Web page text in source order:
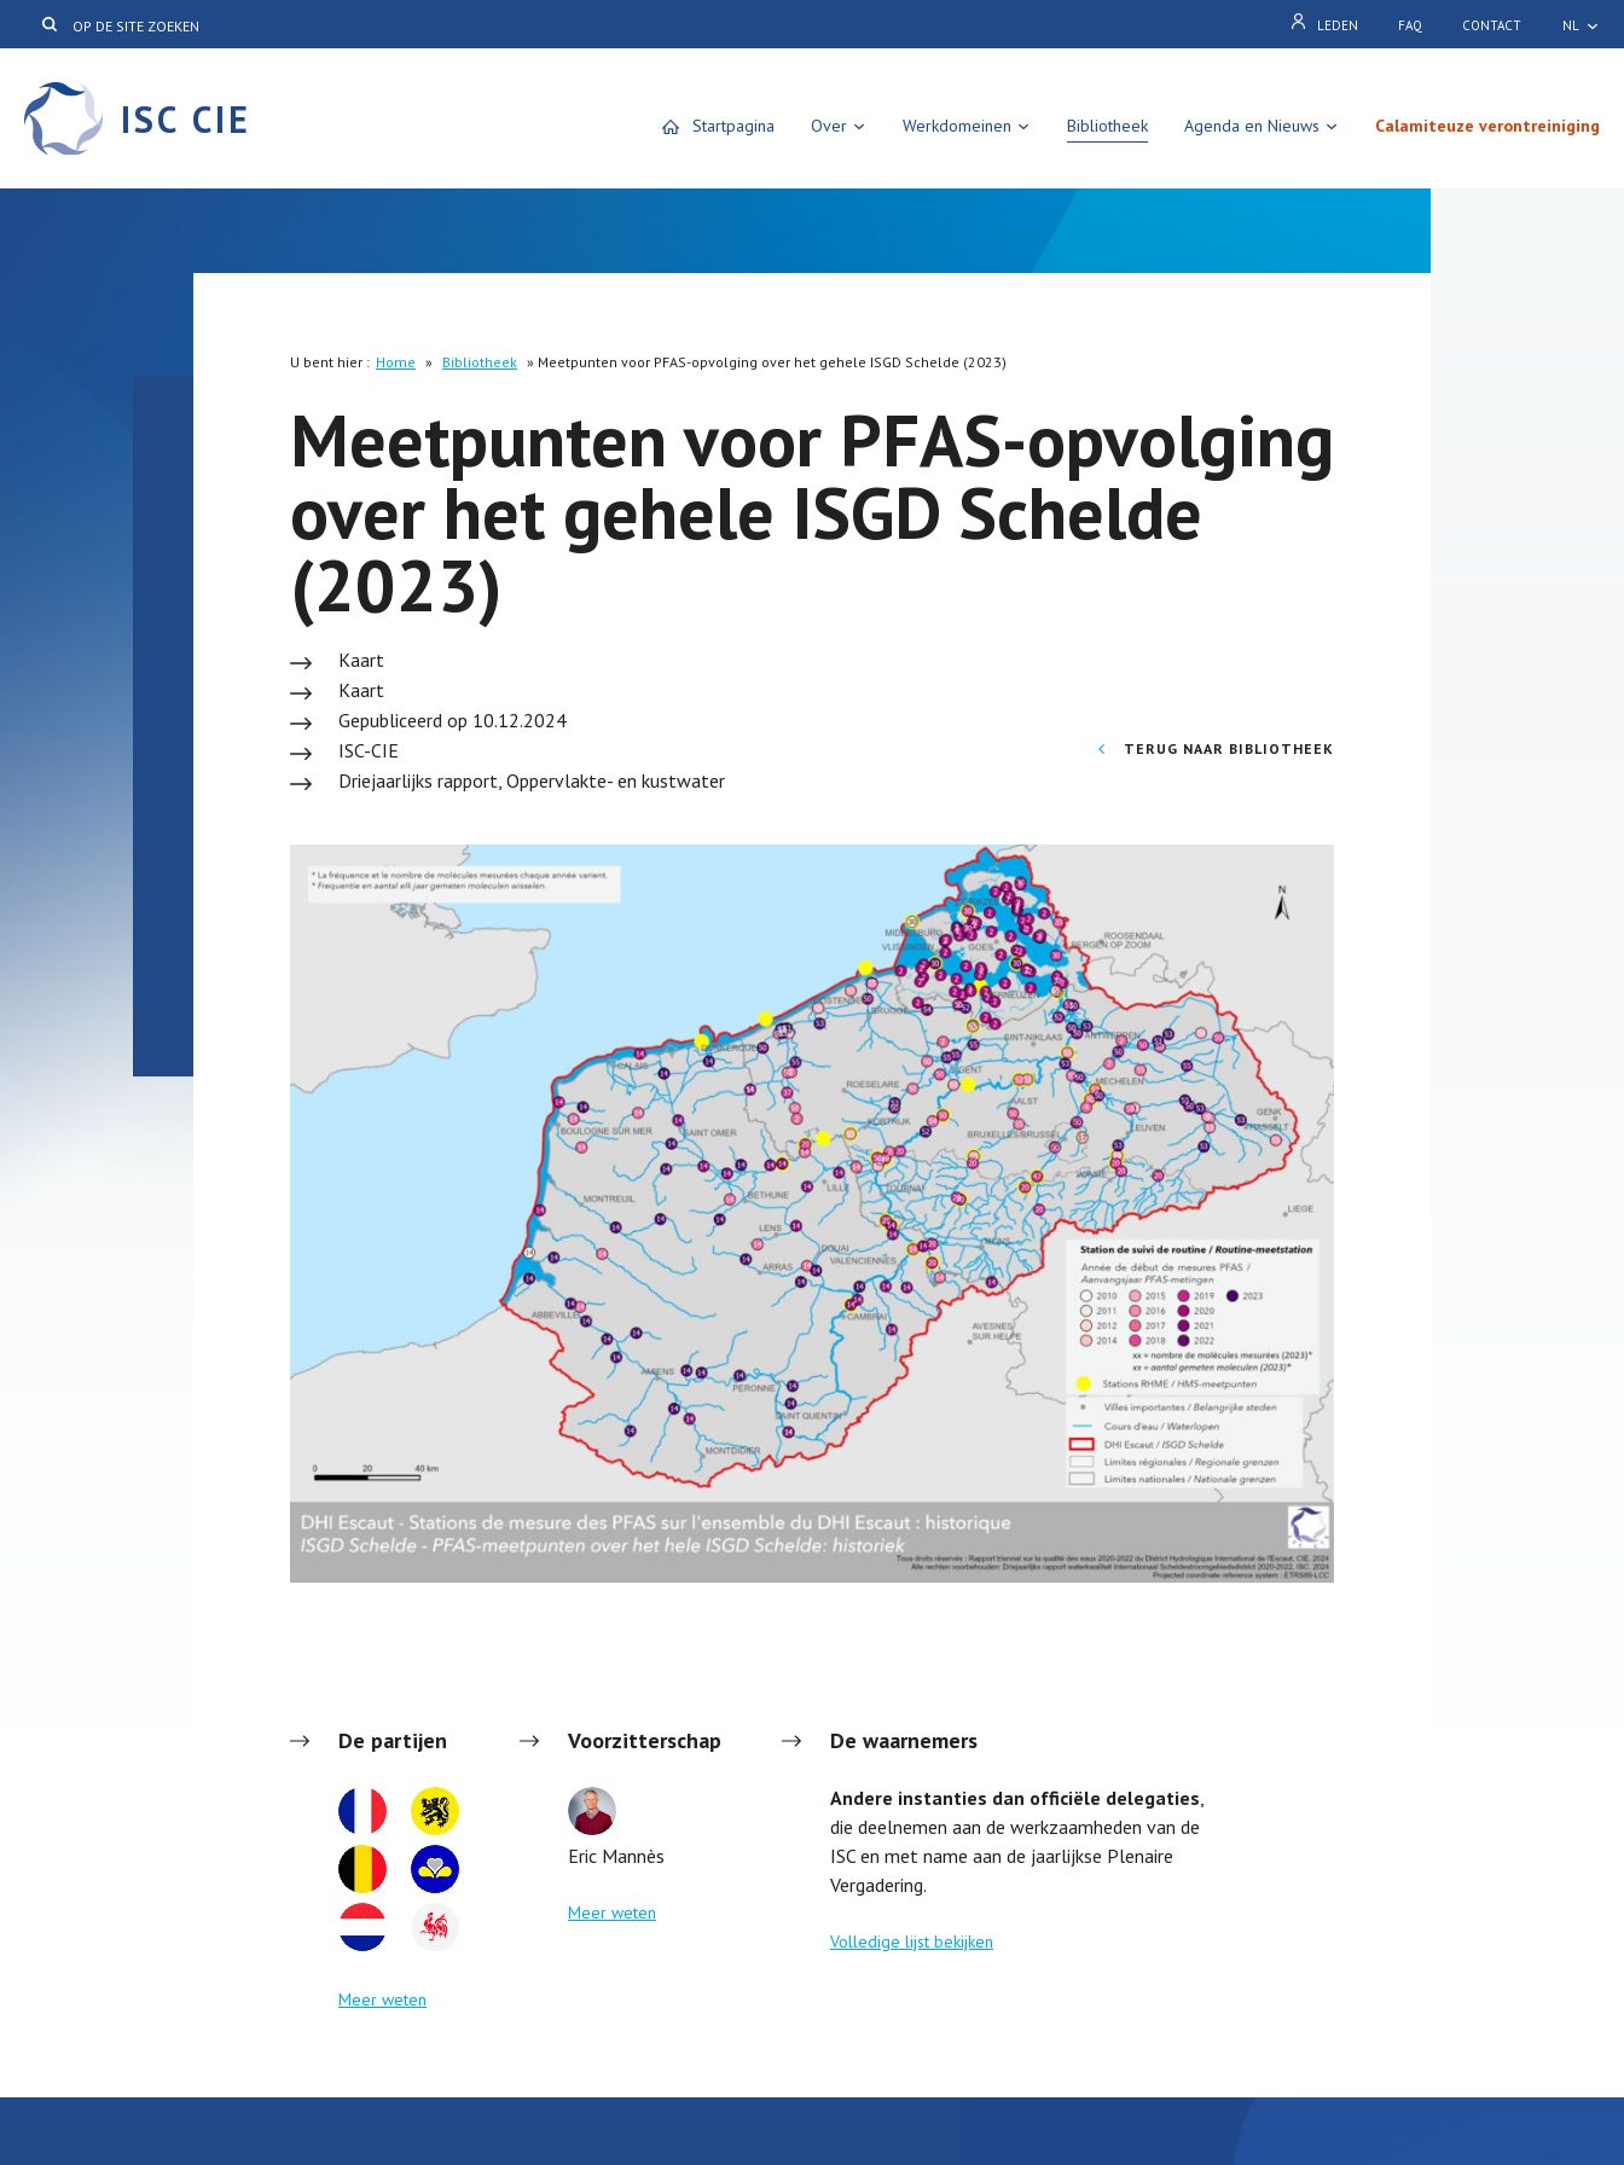
LEDEN FAQ CONTACT NL
ISC CIE Startpagina Over Werkdomeinen Bibliotheek Agenda en Nieuws Calamiteuze verontreiniging
U bent hier : Home » Bibliotheek » Meetpunten voor PFAS-opvolging over het gehele ISGD Schelde (2023)
Meetpunten voor PFAS-opvolging
over het gehele ISGD Schelde
(2023)
Kaart
Kaart
Gepubliceerd op 10.12.2024
ISC-CIE
Driejaarlijks rapport, Oppervlakte- en kustwater
TERUG NAAR BIBLIOTHEEK
De partijen
Meer weten
Voorzitterschap
Eric Mannès
Meer weten
De waarnemers
Andere instanties dan officiële delegaties
die deelnemen aan de werkzaamheden van de
ISC en met name aan de jaarlijkse Plenaire
Vergadering.
Volledige lijst bekijken